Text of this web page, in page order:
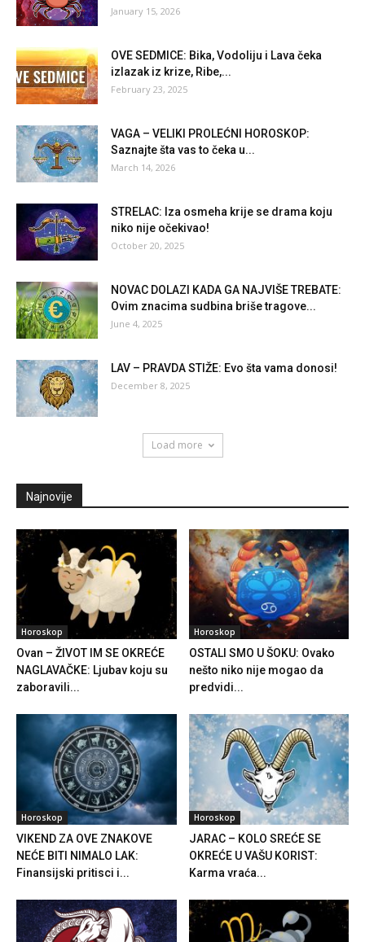
January 15, 2026
OVE SEDMICE: Bika, Vodoliju i Lava čeka
izlazak iz krize, Ribe,...
February 23, 2025
VAGA – VELIKI PROLEĆNI HOROSKOP:
Saznajte šta vas to čeka u...
March 14, 2026
STRELAC: Iza osmeha krije se drama koju
niko nije očekivao!
October 20, 2025
NOVAC DOLAZI KADA GA NAJVIŠE TREBATE:
Ovim znacima sudbina briše tragove...
June 4, 2025
LAV – PRAVDA STIŽE: Evo šta vama donosi!
December 8, 2025
Load more
Najnovije
Horoskop
Ovan – ŽIVOT IM SE OKREĆE
NAGLAVAČKE: Ljubav koju su
zaboravili...
Horoskop
OSTALI SMO U ŠOKU: Ovako
nešto niko nije mogao da
predvidi...
Horoskop
VIKEND ZA OVE ZNAKOVE
NEĆE BITI NIMALO LAK:
Finansijski pritisci i...
Horoskop
JARAC – KOLO SREĆE SE
OKREĆE U VAŠU KORIST:
Karma vraća...